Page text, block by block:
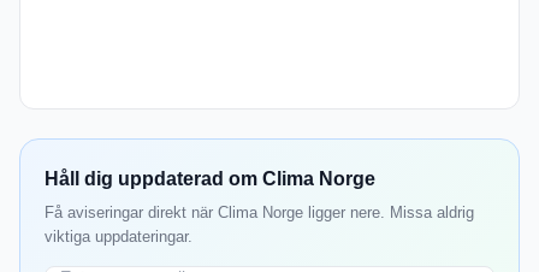
Håll dig uppdaterad om Clima Norge
Få aviseringar direkt när Clima Norge ligger nere. Missa aldrig
viktiga uppdateringar.